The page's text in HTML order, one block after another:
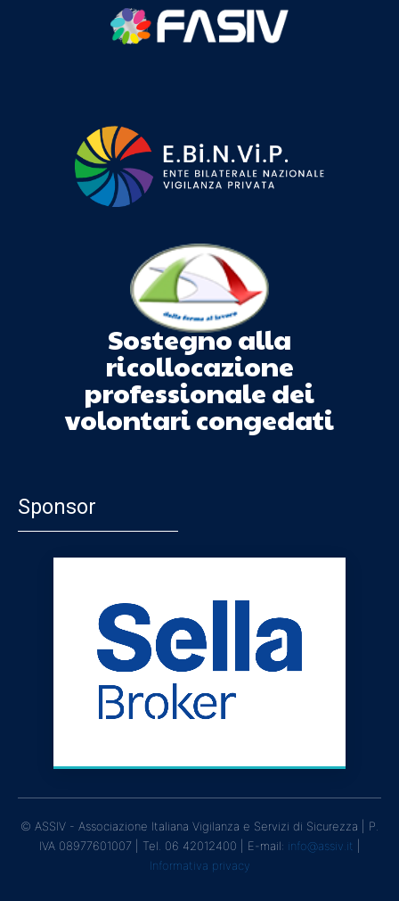
Sostegno alla
ricollocazione
professionale dei
volontari congedati
Sponsor
© ASSIV - Associazione Italiana Vigilanza e Servizi di Sicurezza | P.
IVA 08977601007 | Tel. 06 42012400 | E-mail: info@assiv.it
Informativa privacy